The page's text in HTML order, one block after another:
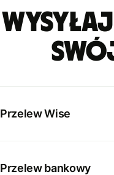
Przelew Wise
Przelew bankowy